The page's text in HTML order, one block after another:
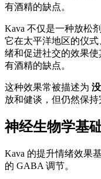
有酒精的缺点。
Kava 不仅是一种放
它在太平洋地区的仪
绪和促进社交的效果
有酒精的缺点。
这种效果常被描述为
放和健谈，但仍然保持
神经生物学基
Kava 的提升情绪效果
的 GABA 调节。